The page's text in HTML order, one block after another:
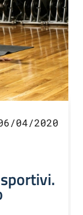
04/2020